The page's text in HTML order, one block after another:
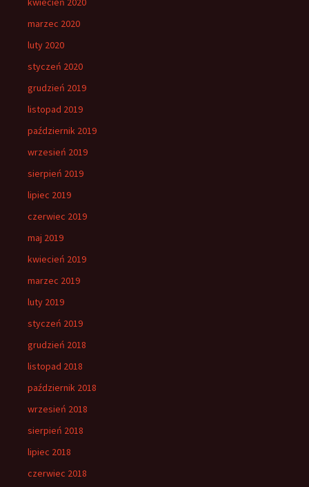
marzec 2020
luty 2020
styczeń 2020
grudzień 2019
listopad 2019
październik 2019
wrzesień 2019
sierpień 2019
lipiec 2019
czerwiec 2019
maj 2019
kwiecień 2019
marzec 2019
luty 2019
styczeń 2019
grudzień 2018
listopad 2018
październik 2018
wrzesień 2018
sierpień 2018
lipiec 2018
czerwiec 2018